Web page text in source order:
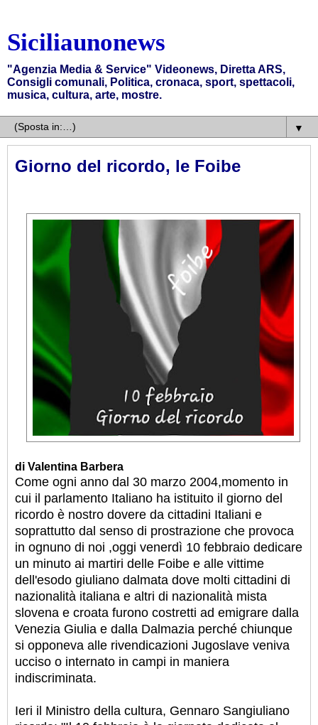
Siciliaunonews
"Agenzia Media & Service" Videonews, Diretta ARS,
Consigli comunali, Politica, cronaca, sport, spettacoli,
musica, cultura, arte, mostre.
▼
Giorno del ricordo, le Foibe
di Valentina Barbera
Come ogni anno dal 30 marzo 2004,momento in
cui il parlamento Italiano ha istituito il giorno del
ricordo è nostro dovere da cittadini Italiani e
soprattutto dal senso di prostrazione che provoca
in ognuno di noi ,oggi venerdì 10 febbraio dedicare
un minuto ai martiri delle Foibe e alle vittime
dell'esodo giuliano dalmata dove molti cittadini di
nazionalità italiana e altri di nazionalità mista
slovena e croata furono costretti ad emigrare dalla
Venezia Giulia e dalla Dalmazia perché chiunque
si opponeva alle rivendicazioni Jugoslave veniva
ucciso o internato in campi in maniera
indiscriminata.
Ieri il Ministro della cultura, Gennaro Sangiuliano